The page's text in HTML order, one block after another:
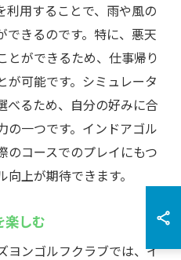
利用することで、雨や風の
できるのです。特に、悪天
とができるため、仕事帰り
が可能です。シミュレータ
べるため、自分の好みに合
の一つです。インドアゴル
のコースでのプレイにもつ
上が期待できます。
楽しむ
ヨンゴルフクラブでは、イ